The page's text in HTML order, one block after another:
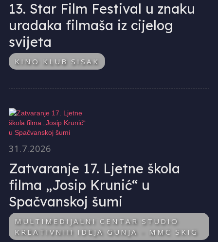
13. Star Film Festival u znaku
uradaka filmaša iz cijelog
svijeta
KINO KLUB SISAK
31.7.2026
Zatvaranje 17. Ljetne škola
filma „Josip Krunić“ u
Spačvanskoj šumi
MULTIMEDIJALNI CENTAR STUDIO
KREATIVNIH IDEJA GUNJA - MMC SKIG